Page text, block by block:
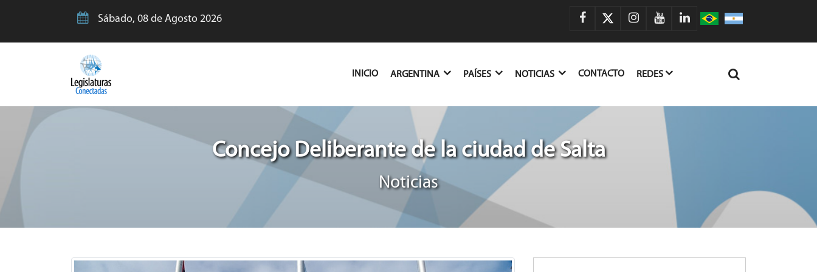
Sábado, 08 de Agosto 2026
INICIO(CURRENT)
ARGENTINA PAÍSES NOTICIAS CONTACTO REDES
Concejo Deliberante de la ciudad de Salta
Noticias